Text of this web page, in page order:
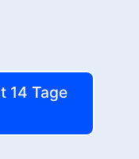
14 Tage